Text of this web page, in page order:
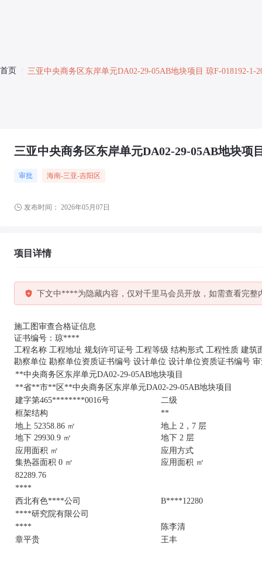
首页 三亚中央商务区东岸单元DA02-29-05AB地块项目 琼F-018192-1-
三亚中央商务区东岸单元DA02-29-05AB地块项
审批 海南-三亚-吉阳区
发布时间： 2026年05月07日
项目详情
下文中****为隐藏内容，仅对千里马会员开放，如需查看完整
施工图审查合格证信息
证书编号：琼****
工程名称 工程地址 规划许可证号 工程等级 结构形式 工程性质 建
勘察单位 勘察单位资质证书编号 设计单位 设计单位资质证书编号
**中央商务区东岸单元DA02-29-05AB地块项目
**省**市**区**中央商务区东岸单元DA02-29-05AB地块项目
建字第465********0016号
二级
框架结构
**
地上 52358.86 ㎡
地下 29930.9 ㎡
地上 2，7 层
地下 2 层
应用面积 ㎡
集热器面积 0 ㎡
应用方式
应用面积 ㎡
82289.76
****
西北有色****公司
B****12280
****研究院有限公司
****
陈李清
章平贵
王丰